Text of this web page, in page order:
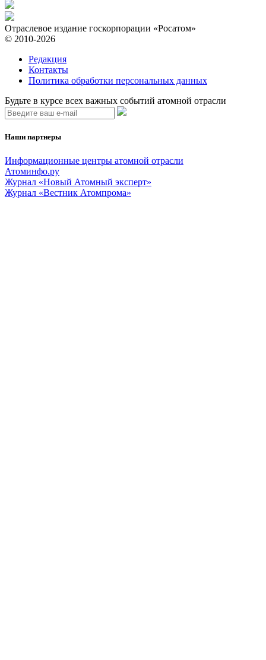
Отраслевое издание госкорпорации «Росатом»
© 2010-2026
Редакция
Контакты
Политика обработки персональных данных
Будьте в курсе всех важных событий атомной отрасли
Наши партнеры
Информационные центры атомной отрасли
Атоминфо.ру
Журнал «Новый Атомный эксперт»
Журнал «Вестник Атомпрома»